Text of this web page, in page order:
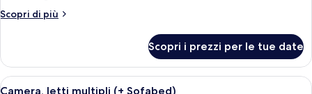
king
letto
Scopri di più
Altri
1
letto
king
Scopri i prezzi per le tue date
Apri
Una moderna camera d'albergo
9
Camera, letti multipli (+ Sofabed)